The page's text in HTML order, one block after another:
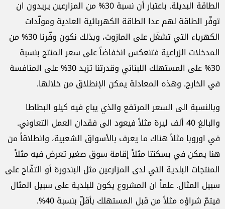
الطاقة البديلة. باعتبار أن نسبة 30% من المزارعين يريدون ان
توفّر الطاقة لهم عدا الطاقة الكهربائية العادية ومولّدات
الكهرباء التي تشغّل على المازوت، وبذلك نكون وفّرنا 30% من
المدخلات الزراعية فتنعكس انخفاضاً على سعر المنتج بنسبة
30% على المستهلك اللبناني وقدرتنا تزيد 30% على المنافسة
في الخارج. وهذه المعادلة يمكن الإنطلاق من خلالها.
وبالنسبة الى السعر المرتفع والذي يباع فيه كيلو البطاطا
والبالغ 40 ألف ليرة مثلاً فيعود الى فقدان العمل التعاوني.
في اوروبا مثلاً هناك ما يعرف بالأسواق الشعبية، وانطلاقاً من
هنا يمكن في بسكنتا مثلاً إقامة سوق صغير تعرض فيه مثلاً
المنتجات البلدية التي لدى المزارعين مثل البندورة أو التفّاح على
سبيل المثال. علماً ان المشروع يكون للبلدية على سبيل المثال
فيتمّ شراؤه مثلاً من قبل المستهلك بأقلّ بنسبة 40%.